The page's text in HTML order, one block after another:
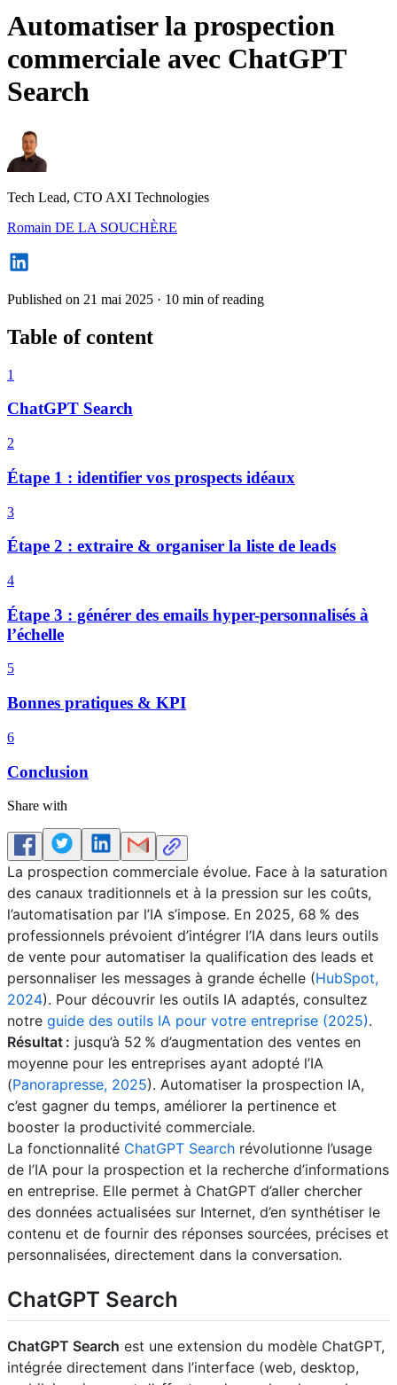
Automatiser la prospection
commerciale avec ChatGPT
Search
Tech Lead, CTO AXI Technologies
Romain DE LA SOUCHÈRE
Published on 21 mai 2025 · 10 min of reading
Table of content
1
ChatGPT Search
2
Étape 1 : identifier vos prospects idéaux
3
Étape 2 : extraire & organiser la liste de leads
4
Étape 3 : générer des emails hyper-personnalisés à
l’échelle
5
Bonnes pratiques & KPI
6
Conclusion
Share with
La prospection commerciale évolue. Face à la saturation
des canaux traditionnels et à la pression sur les coûts,
l’automatisation par l’IA s’impose. En 2025, 68 % des
professionnels prévoient d’intégrer l’IA dans leurs outils
de vente pour automatiser la qualification des leads et
personnaliser les messages à grande échelle (HubSpot,
2024). Pour découvrir les outils IA adaptés, consultez
notre guide des outils IA pour votre entreprise (2025).
Résultat : jusqu’à 52 % d’augmentation des ventes en
moyenne pour les entreprises ayant adopté l’IA
(Panorapresse, 2025). Automatiser la prospection IA,
c’est gagner du temps, améliorer la pertinence et
booster la productivité commerciale.
La fonctionnalité ChatGPT Search révolutionne l’usage
de l’IA pour la prospection et la recherche d’informations
en entreprise. Elle permet à ChatGPT d’aller chercher
des données actualisées sur Internet, d’en synthétiser le
contenu et de fournir des réponses sourcées, précises et
personnalisées, directement dans la conversation.
ChatGPT Search
ChatGPT Search est une extension du modèle ChatGPT,
intégrée directement dans l’interface (web, desktop,